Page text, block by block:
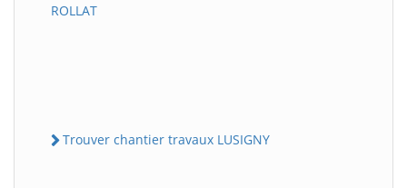
ROLLAT
Trouver chantier travaux LUSIGNY